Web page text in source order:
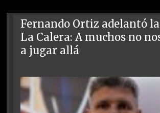
Fernando Ortiz adelantó
La Calera: A muchos no
a jugar allá